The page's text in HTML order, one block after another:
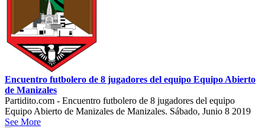
Encuentro futbolero de 8 jugadores del equipo Equipo Abierto
de Manizales
Partidito.com - Encuentro futbolero de 8 jugadores del equipo
Equipo Abierto de Manizales de Manizales. Sábado, Junio 8 2019
See More